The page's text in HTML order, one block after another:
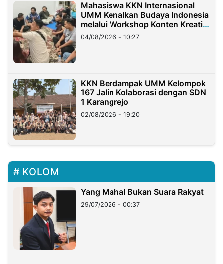
Mahasiswa KKN Internasional
UMM Kenalkan Budaya Indonesia
melalui Workshop Konten Kreatif
di Taiwan
04/08/2026 - 10:27
KKN Berdampak UMM Kelompok
167 Jalin Kolaborasi dengan SDN
1 Karangrejo
02/08/2026 - 19:20
KOLOM
Yang Mahal Bukan Suara Rakyat
29/07/2026 - 00:37